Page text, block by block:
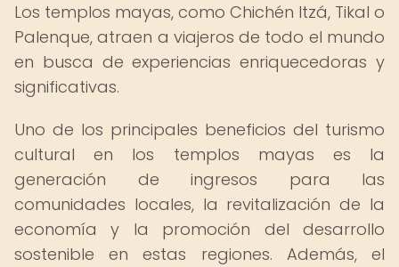
Los templos mayas, como Chichén Itzá, Tikal o
Palenque, atraen a viajeros de todo el mundo
en busca de experiencias enriquecedoras y
significativas.
Uno de los principales beneficios del turismo
cultural en los templos mayas es la
generación de ingresos para las
comunidades locales, la revitalización de la
economía y la promoción del desarrollo
sostenible en estas regiones. Además, el